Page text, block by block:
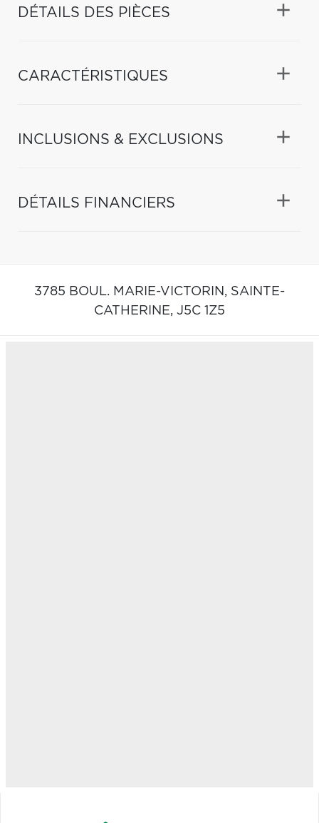
DÉTAILS DES PIÈCES
CARACTÉRISTIQUES
INCLUSIONS & EXCLUSIONS
DÉTAILS FINANCIERS
3785 BOUL. MARIE-VICTORIN, SAINTE-
CATHERINE, J5C 1Z5